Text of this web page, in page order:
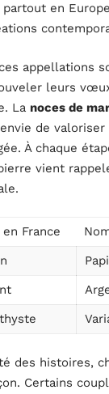
partout en
appellations
leurs
La noces de
de
À chaque
vient
France
des histoires,
Certains